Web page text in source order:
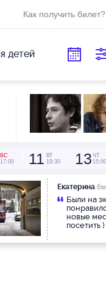
Как получить билет?
детей
ВС
17:00
11 ВТ
19:30
13 ЧТ
15:00
Екатерина
Были на
новые
посетить
Мне
хочет
что